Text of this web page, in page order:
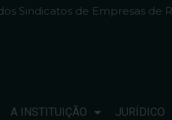
Sindicatos de Empresas de
A INSTITUIÇÃO JURÍDICO